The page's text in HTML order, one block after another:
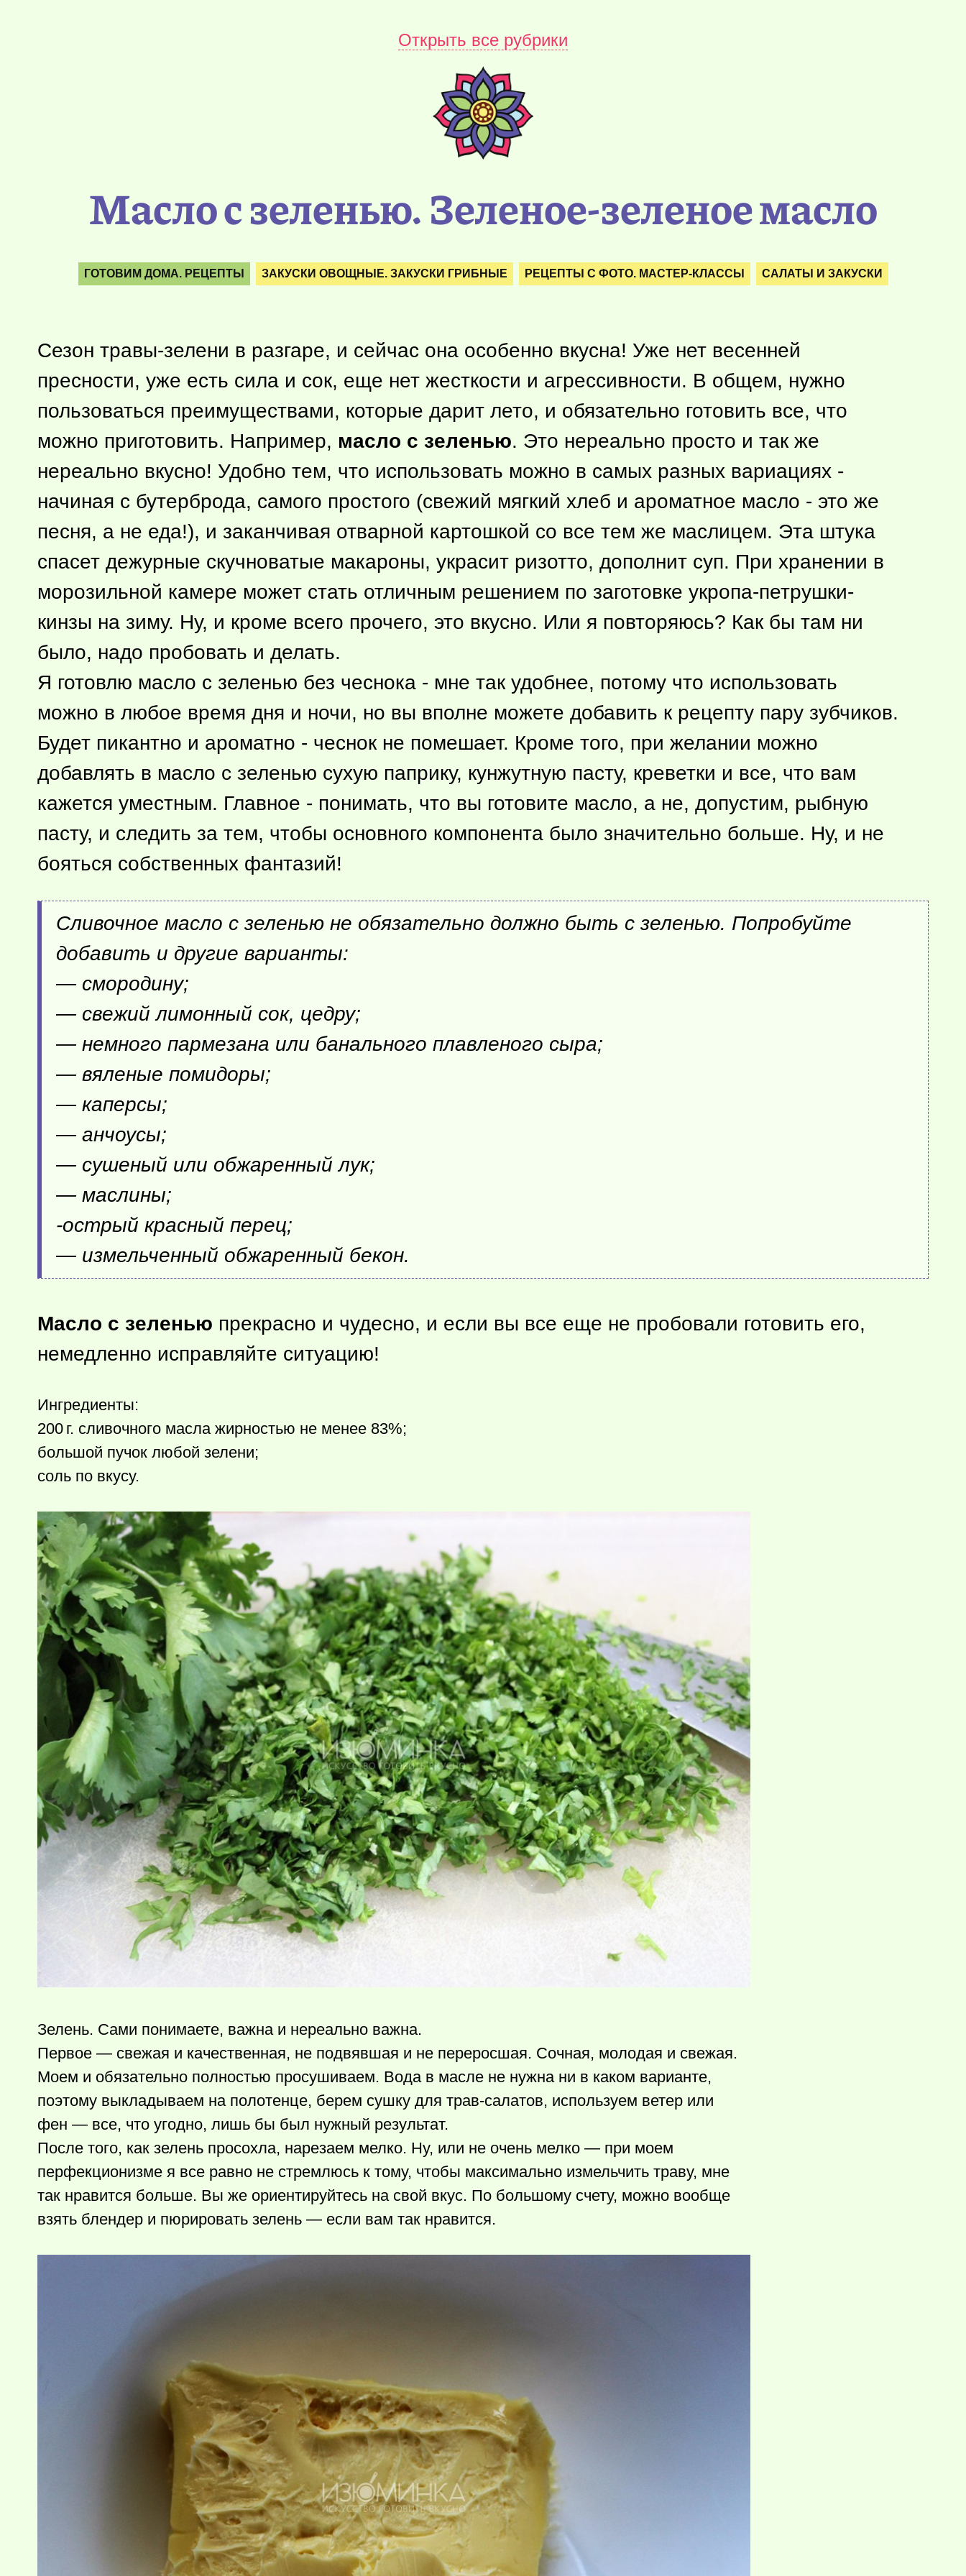
Открыть все рубрики
Масло с зеленью. Зеленое-зеленое масло
ГОТОВИМ ДОМА. РЕЦЕПТЫ ЗАКУСКИ ОВОЩНЫЕ. ЗАКУСКИ ГРИБНЫЕ РЕЦЕПТЫ С ФОТО. МАСТЕР-КЛАССЫ САЛАТЫ И ЗАКУСКИ
Сезон травы-зелени в разгаре, и сейчас она особенно вкусна! Уже нет весенней
пресности, уже есть сила и сок, еще нет жесткости и агрессивности. В общем, нужно
пользоваться преимуществами, которые дарит лето, и обязательно готовить все, что
можно приготовить. Например, масло с зеленью. Это нереально просто и так же
нереально вкусно! Удобно тем, что использовать можно в самых разных вариациях -
начиная с бутерброда, самого простого (свежий мягкий хлеб и ароматное масло - это же
песня, а не еда!), и заканчивая отварной картошкой со все тем же маслицем. Эта штука
спасет дежурные скучноватые макароны, украсит ризотто, дополнит суп. При хранении в
морозильной камере может стать отличным решением по заготовке укропа-петрушки-
кинзы на зиму. Ну, и кроме всего прочего, это вкусно. Или я повторяюсь? Как бы там ни
было, надо пробовать и делать.
Я готовлю масло с зеленью без чеснока - мне так удобнее, потому что использовать
можно в любое время дня и ночи, но вы вполне можете добавить к рецепту пару зубчиков.
Будет пикантно и ароматно - чеснок не помешает. Кроме того, при желании можно
добавлять в масло с зеленью сухую паприку, кунжутную пасту, креветки и все, что вам
кажется уместным. Главное - понимать, что вы готовите масло, а не, допустим, рыбную
пасту, и следить за тем, чтобы основного компонента было значительно больше. Ну, и не
бояться собственных фантазий!
Сливочное масло с зеленью не обязательно должно быть с зеленью. Попробуйте
добавить и другие варианты:
— смородину;
— свежий лимонный сок, цедру;
— немного пармезана или банального плавленого сыра;
— вяленые помидоры;
— каперсы;
— анчоусы;
— сушеный или обжаренный лук;
— маслины;
-острый красный перец;
— измельченный обжаренный бекон.
Масло с зеленью прекрасно и чудесно, и если вы все еще не пробовали готовить его,
немедленно исправляйте ситуацию!
Ингредиенты:
200 г. сливочного масла жирностью не менее 83%;
большой пучок любой зелени;
соль по вкусу.
Зелень. Сами понимаете, важна и нереально важна.
Первое — свежая и качественная, не подвявшая и не переросшая. Сочная, молодая и свежая.
Моем и обязательно полностью просушиваем. Вода в масле не нужна ни в каком варианте,
поэтому выкладываем на полотенце, берем сушку для трав-салатов, используем ветер или
фен — все, что угодно, лишь бы был нужный результат.
После того, как зелень просохла, нарезаем мелко. Ну, или не очень мелко — при моем
перфекционизме я все равно не стремлюсь к тому, чтобы максимально измельчить траву, мне
так нравится больше. Вы же ориентируйтесь на свой вкус. По большому счету, можно вообще
взять блендер и пюрировать зелень — если вам так нравится.